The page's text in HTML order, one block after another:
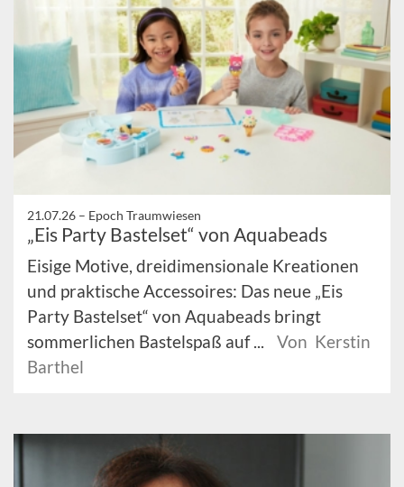
21.07.26 – Epoch Traumwiesen
„Eis Party Bastelset“ von Aquabeads
Eisige Motive, dreidimensionale Kreationen
und praktische Accessoires: Das neue „Eis
Party Bastelset“ von Aquabeads bringt
sommerlichen Bastelspaß auf ...
Von Kerstin
Barthel